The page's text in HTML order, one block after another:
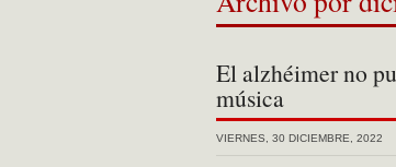
El alzhéimer no
música
VIERNES, 30 DICIEMBRE, 2022